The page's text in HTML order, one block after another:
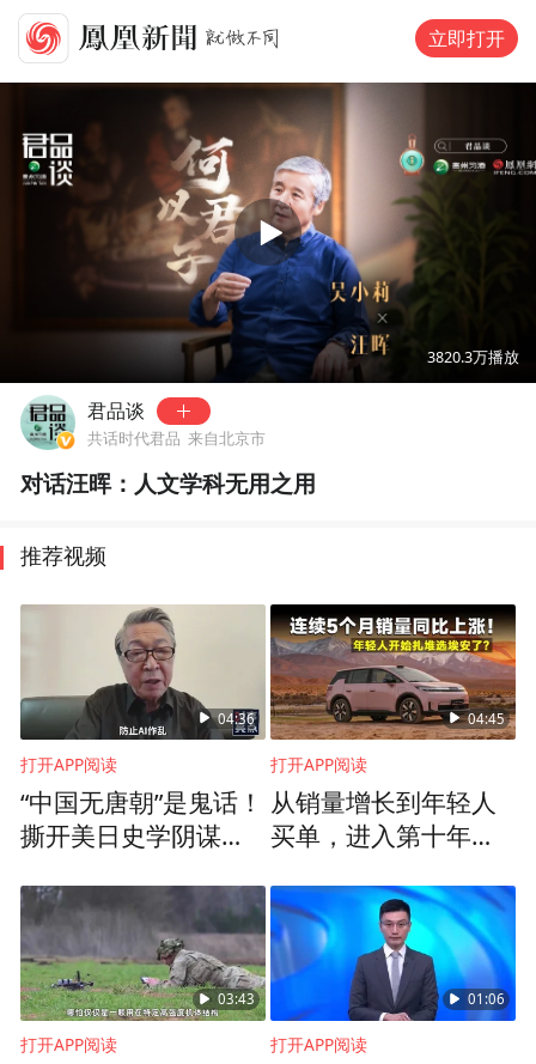
立即打开
凤凰网新闻客户端观看
29:01
3820.3万播放
君品谈
共话时代君品 来自北京市
对话汪晖：人文学科无用之用
推荐视频
04:36
打开APP阅读
“中国无唐朝”是鬼话！
撕开美日史学阴谋：
04:45
打开APP阅读
从销量增长到年轻人
买单，进入第十年的
03:43
打开APP阅读
01:06
打开APP阅读